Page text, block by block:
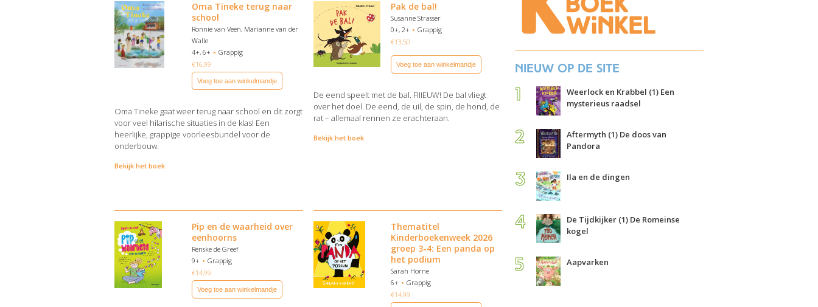
Oma Tineke terug naar
school
Ronnie van Veen, Marianne van der
Walle
4+, 6+
Grappig
€16,99
Voeg toe aan winkelmandje
Oma Tineke gaat weer terug naar school en dit zorgt
voor veel hilarische situaties in de klas! Een
heerlijke, grappige voorleesbundel voor de
onderbouw.
Bekijk het boek
Pak de bal!
Susanne Strasser
0+, 2+
Grappig
€13,50
Voeg toe aan winkelmandje
De eend speelt met de bal. FIIIEUW! De bal vliegt
over het doel. De eend, de uil, de spin, de hond, de
rat – allemaal rennen ze erachteraan.
Bekijk het boek
Pip en de waarheid over
eenhoorns
Renske de Greef
9+
Grappig
€14,99
Voeg toe aan winkelmandje
Thematitel
Kinderboekenweek 2026
groep 3-4: Een panda op
het podium
Sarah Horne
6+
Grappig
€14,99
Nieuw op de site
Weerlock en Krabbel (1) Een
mysterieus raadsel
Aftermyth (1) De doos van
Pandora
Ila en de dingen
De Tijdkijker (1) De Romeinse
kogel
Aapvarken